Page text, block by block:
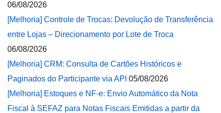
06/08/2026
[Melhoria] Controle de Trocas: Devolução de Transferência
entre Lojas – Direcionamento por Lote de Troca
06/08/2026
[Melhoria] CRM: Consulta de Cartões Históricos e
Paginados do Participante via API 05/08/2026
[Melhoria] Estoques e NF-e: Envio Automático da Nota
Fiscal à SEFAZ para Notas Fiscais Emitidas a partir da